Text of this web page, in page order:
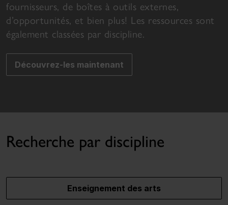
fournisseurs, de boîtes à outils externes,
d’opportunités, et bien plus! Les ressources sont
également classées par discipline.
Découvrez-les maintenant
Recherche par discipline
Enseignement des arts